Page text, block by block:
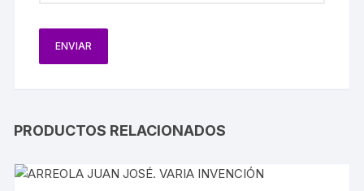
PRODUCTOS RELACIONADOS